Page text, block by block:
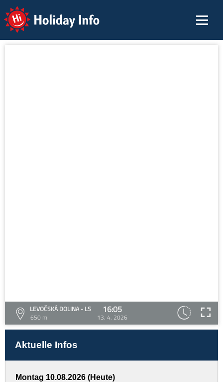
Holiday Info
LEVOČSKÁ DOLINA - LS
650 m
16:05
13. 4. 2026
Aktuelle Infos
Montag 10.08.2026 (Heute)